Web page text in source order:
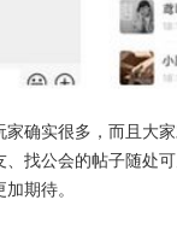
确实很多，而且大
找公会的帖子随处
期待。